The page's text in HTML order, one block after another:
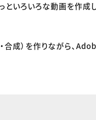
いろいろな動画を作成
・合成）を作りながら、